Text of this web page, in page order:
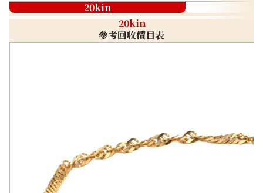
20kin
20kin
參考回收價目表